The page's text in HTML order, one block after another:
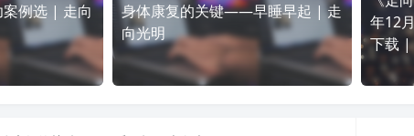
例选 | 走向
身体康复的关键——早睡早起 | 走
向光明
年12
下载 |